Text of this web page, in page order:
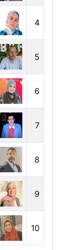
4
5
6
7
8
9
10